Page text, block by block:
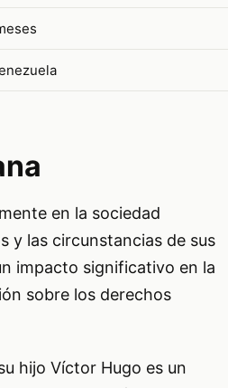
en la sociedad
y las circunstancias de sus
impacto significativo en la
sobre los derechos
hijo Víctor Hugo es un